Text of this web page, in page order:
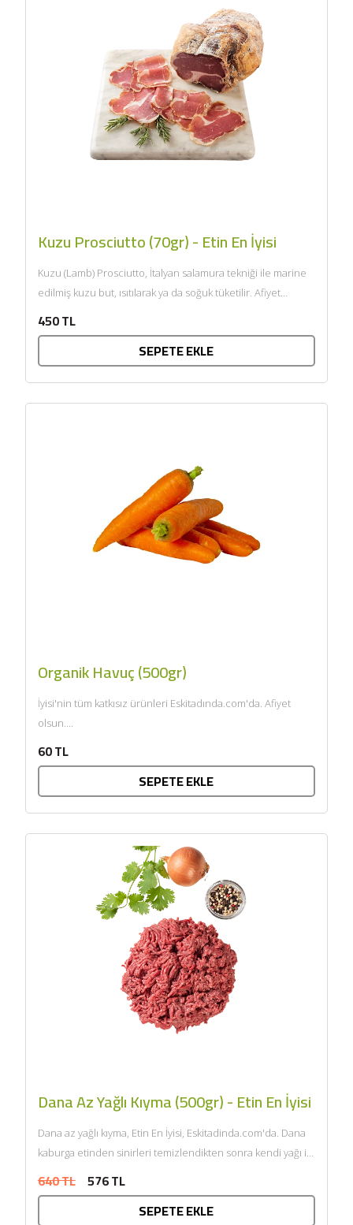
Kuzu Prosciutto (70gr) - Etin En İyisi
Kuzu (Lamb) Prosciutto, İtalyan salamura tekniği ile marine
edilmiş kuzu but, ısıtılarak ya da soğuk tüketilir. Afiyet
450 TL
SEPETE EKLE
Organik Havuç (500gr)
İyisi'nin tüm katkısız ürünleri Eskitadında.com'da. Afiyet
olsun....
60 TL
SEPETE EKLE
Dana Az Yağlı Kıyma (500gr) - Etin En İyisi
Dana az yağlı kıyma, Etin En İyisi, Eskitadinda.com'da. Dana
kaburga etinden sinirleri temizlendikten sonra kendi yağı ile
640 TL 576 TL
SEPETE EKLE